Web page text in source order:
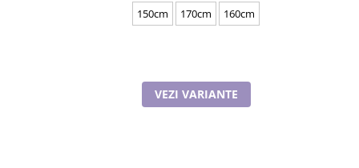
Tricouri de cuplu Valentine's Day
150cm 170cm 160cm
VEZI VARIANTE